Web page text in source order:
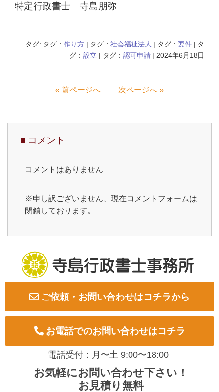
特定行政書士 寺島朋弥
タグ: タグ： 作り方 | タグ： 社会福祉法人 | タグ： 要件 | タ
グ： 設立 | タグ： 認可申請 | 2024年6月18日
« 前ページへ 次ページへ »
■ コメント
コメントはありません
※申し訳ございません、現在コメントフォームは
閉鎖しております。
ご依頼・お問い合わせはコチラから
お電話でのお問い合わせはコチラ
電話受付：月〜土 9:00〜18:00
お気軽にお問い合わせ下さい！
お見積り無料